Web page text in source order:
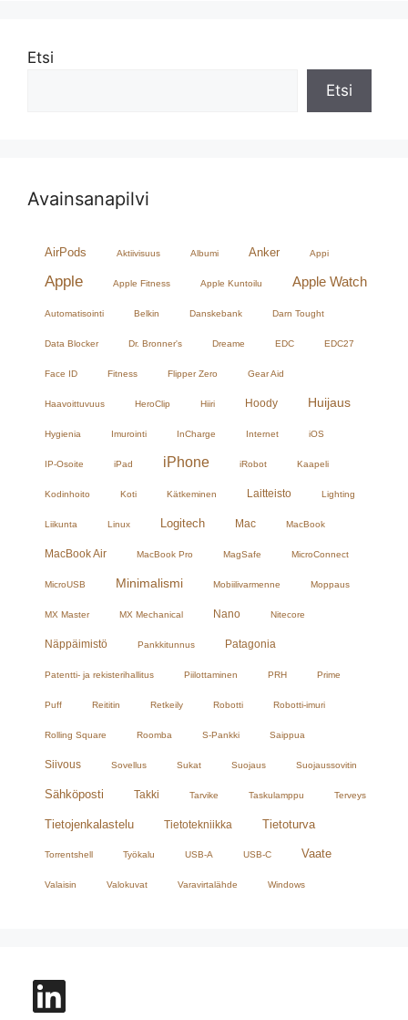
Etsi
Etsi
Avainsanapilvi
AirPods Aktiivisuus Albumi Anker Appi
Apple Apple Fitness Apple Kuntoilu Apple Watch
Automatisointi Belkin Danskebank Darn Tought
Data Blocker Dr. Bronner's Dreame EDC EDC27
Face ID Fitness Flipper Zero Gear Aid
Haavoittuvuus HeroClip Hiiri Hoody Huijaus
Hygienia Imurointi InCharge Internet iOS
IP-Osoite iPad iPhone iRobot Kaapeli
Kodinhoito Koti Kätkeminen Laitteisto Lighting
Liikunta Linux Logitech Mac MacBook
MacBook Air MacBook Pro MagSafe MicroConnect
MicroUSB Minimalismi Mobiilivarmenne Moppaus
MX Master MX Mechanical Nano Nitecore
Näppäimistö Pankkitunnus Patagonia
Patentti- ja rekisterihallitus Piilottaminen PRH Prime
Puff Reititin Retkeily Robotti Robotti-imuri
Rolling Square Roomba S-Pankki Saippua
Siivous Sovellus Sukat Suojaus Suojaussovitin
Sähköposti Takki Tarvike Taskulamppu Terveys
Tietojenkalastelu Tietotekniikka Tietoturva
Torrentshell Työkalu USB-A USB-C Vaate
Valaisin Valokuvat Varavirtalähde Windows
LinkedIn